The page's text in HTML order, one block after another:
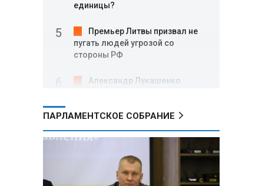
единицы?
Премьер Литвы призвал не
пугать людей угрозой со
стороны РФ
Александр Лукашенко
НАТО
В Белгородской области при
новых атаках ВСУ пострадали
еще четыре человека
ПАРЛАМЕНТСКОЕ СОБРАНИЕ